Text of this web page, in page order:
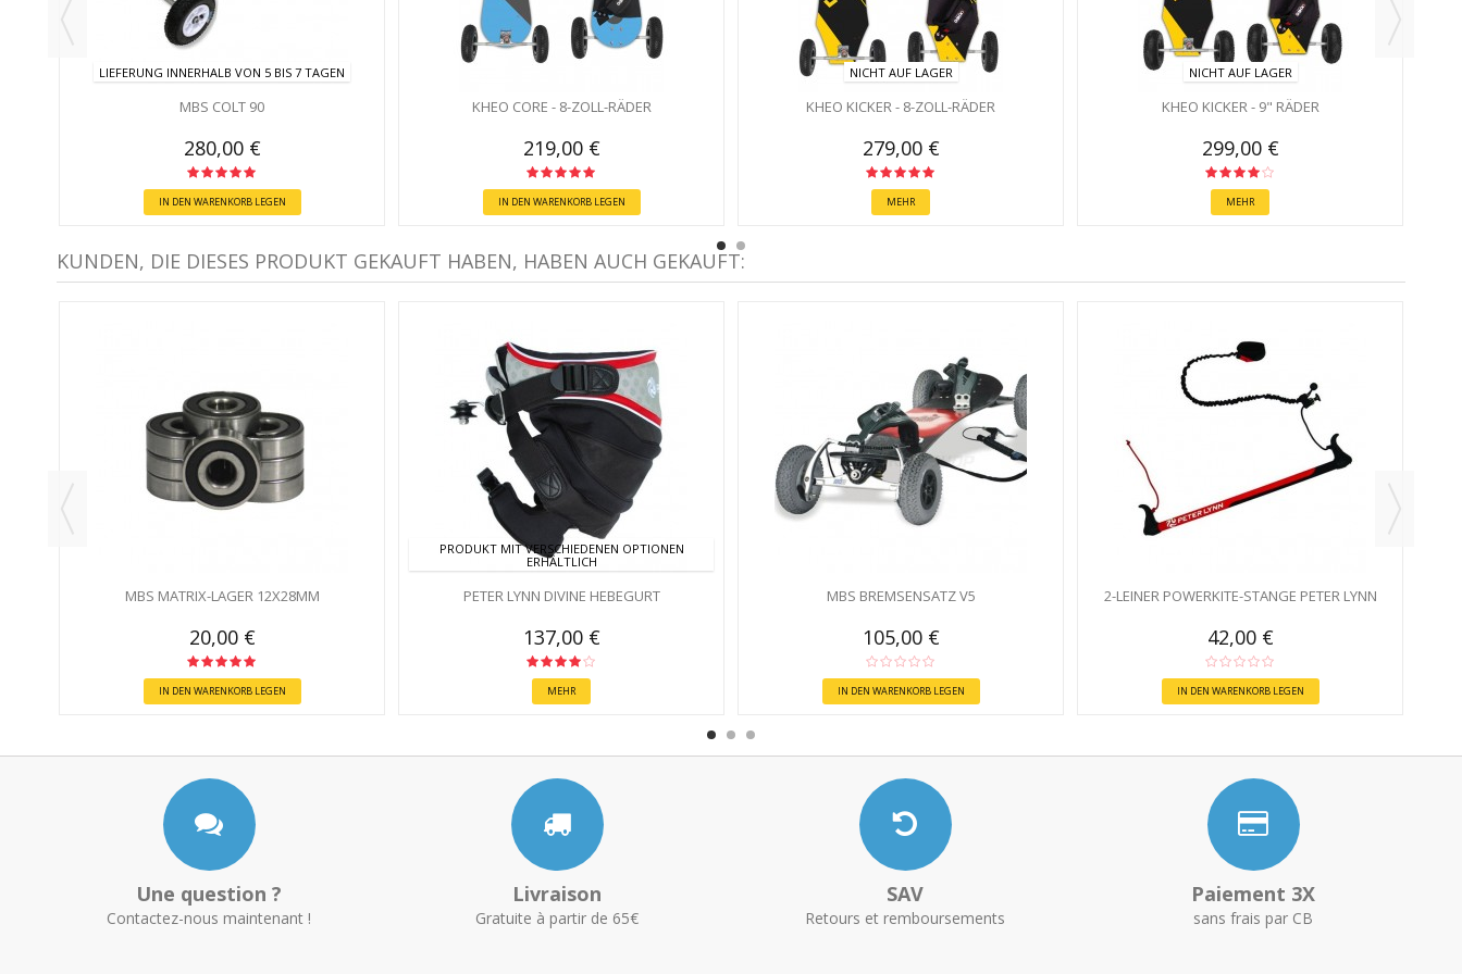
LIEFERUNG INNERHALB VON 5 BIS 7 TAGEN
MBS COLT 90
280,00 €
IN DEN WARENKORB LEGEN
KHEO CORE - 8-ZOLL-RÄDER
219,00 €
IN DEN WARENKORB LEGEN
NICHT AUF LAGER
KHEO KICKER - 8-ZOLL-RÄDER
279,00 €
MEHR
NICHT AUF LAGER
KHEO KICKER - 9" RÄDER
299,00 €
MEHR
KUNDEN, DIE DIESES PRODUKT GEKAUFT HABEN, HABEN AUCH GEKAUFT:
MBS MATRIX-LAGER 12X28MM
20,00 €
IN DEN WARENKORB LEGEN
PRODUKT MIT VERSCHIEDENEN OPTIONEN
ERHÄLTLICH
PETER LYNN DIVINE HEBEGURT
137,00 €
MEHR
MBS BREMSENSATZ V5
105,00 €
IN DEN WARENKORB LEGEN
2-LEINER POWERKITE-STANGE PETER LYNN
42,00 €
IN DEN WARENKORB LEGEN
Une question ?
Contactez-nous maintenant !
Livraison
Gratuite à partir de 65€
SAV
Retours et remboursements
Paiement 3X
sans frais par CB